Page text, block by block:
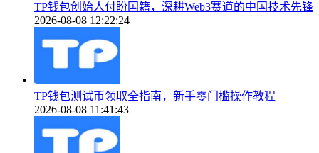
TP钱包创始人付盼国籍，深耕Web3赛道的中国技术先锋
2026-08-08 12:22:24
TP钱包测试币领取全指南，新手零门槛操作教程
2026-08-08 11:41:43